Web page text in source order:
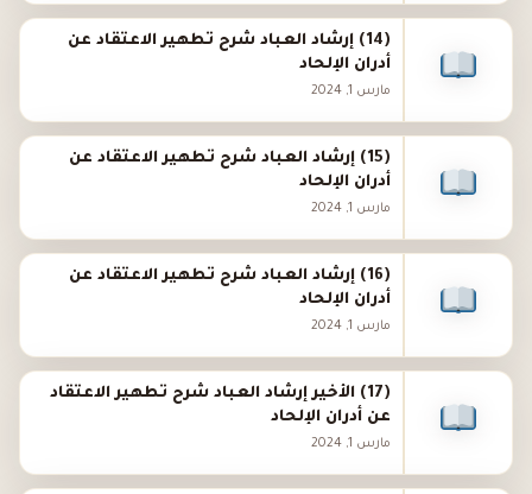
(14) إرشاد العباد شرح تطهير الاعتقاد عن
أدران الإلحاد
مارس 1, 2024
(15) إرشاد العباد شرح تطهير الاعتقاد عن
أدران الإلحاد
مارس 1, 2024
(16) إرشاد العباد شرح تطهير الاعتقاد عن
أدران الإلحاد
مارس 1, 2024
(17) الأخير إرشاد العباد شرح تطهير الاعتقاد
عن أدران الإلحاد
مارس 1, 2024